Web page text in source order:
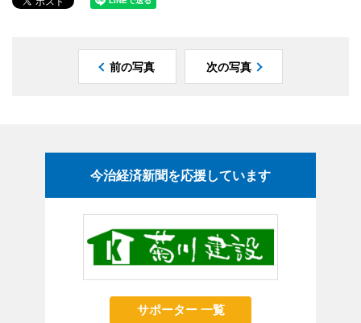
前の写真 次の写真
今治経済新聞を応援しています
サポーター 一覧